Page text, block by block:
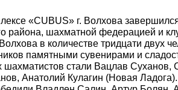
«CUBUS» г. Волхова
района, шахматной федерацией и
в количестве тридцати двух
памятными сувенирами и
стали Вацлав Суханов,
Анатолий Кулагин (Новая Ладога).